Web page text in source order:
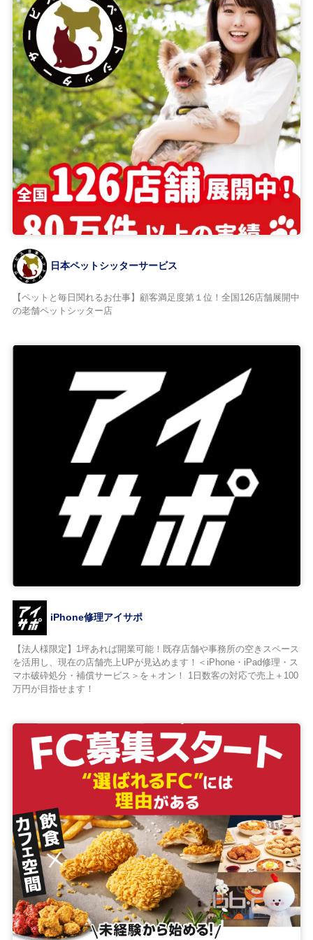
日本ペットシッターサービス
【ペットと毎日関れるお仕事】顧客満足度第１位！全国126店舗展開中
の老舗ペットシッター店
iPhone修理アイサポ
【法人様限定】1坪あれば開業可能！既存店舗や事務所の空きスペース
を活用し、現在の店舗売上UPが見込めます！＜iPhone・iPad修理・ス
マホ破砕処分・補償サービス＞を＋オン！ 1日数客の対応で売上＋100
万円が目指せます！